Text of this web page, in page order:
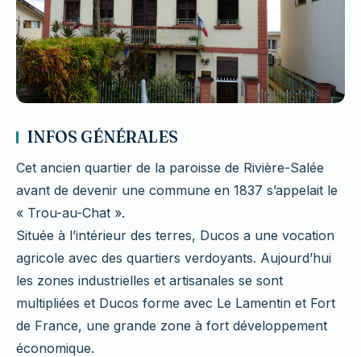
INFOS GÉNÉRALES
Cet ancien quartier de la paroisse de Rivière-Salée
avant de devenir une commune en 1837 s’appelait le
« Trou-au-Chat ».
Située à l’intérieur des terres, Ducos a une vocation
agricole avec des quartiers verdoyants. Aujourd’hui
les zones industrielles et artisanales se sont
multipliées et Ducos forme avec Le Lamentin et Fort
de France, une grande zone à fort développement
économique.